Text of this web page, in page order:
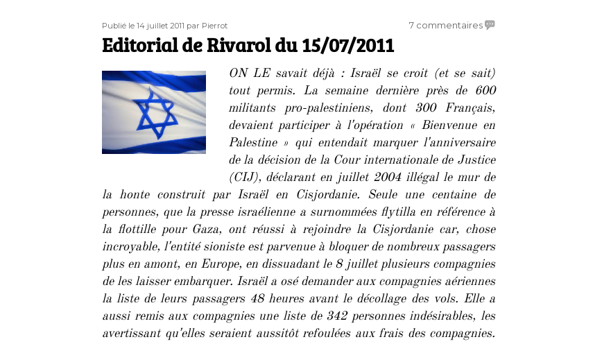
Publié
le
Publié le 14 juillet 2011 Auteur
par Pierrot 7 commentairessur
Rivarol
du
15/07/2011
Editorial de Rivarol du 15/07/2011
ON LE savait déjà : Israël se croit (et se sait)
tout permis. La semaine dernière près de 600
militants pro-palestiniens, dont 300 Français,
devaient participer à lʼopération « Bienvenue en
Palestine » qui entendait marquer lʼanniversaire
de la décision de la Cour internationale de Justice
(CIJ), déclarant en juillet 2004 illégal le mur de
la honte construit par Israël en Cisjordanie. Seule une centaine de
personnes, que la presse israélienne a surnommées flytilla en référence à
la flottille pour Gaza, ont réussi à rejoindre la Cisjordanie car, chose
incroyable, lʼentité sioniste est parvenue à bloquer de nombreux passagers
plus en amont, en Europe, en dissuadant le 8 juillet plusieurs compagnies
de les laisser embarquer. Israël a osé demander aux compagnies aériennes
la liste de leurs passagers 48 heures avant le décollage des vols. Elle a
aussi remis aux compagnies une liste de 342 personnes indésirables, les
avertissant quʼelles seraient aussitôt refoulées aux frais des compagnies.